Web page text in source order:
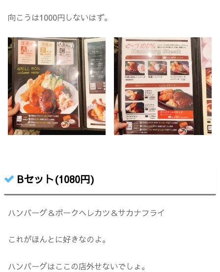
向こうは1000円しないはず。
Bセット(1080円)
ハンバーグ＆ポークヘレカツ＆サカナフライ
これがほんとに好きなのよ。
ハンバーグはここの店外せないでしょ。